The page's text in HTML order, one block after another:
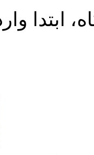
ابتدا